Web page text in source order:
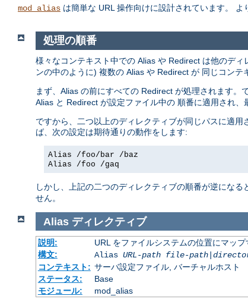
mod_alias は簡単な URL 操作向けに設計されています。 よ
処理の順番
様々なコンテキスト中での Alias や Redirect は他のディ
ンの中のように) 複数の Alias や Redirect が 同じコンテ
まず、Alias の前にすべての Redirect が処理されます。で
Alias と Redirect が設定ファイル中の 順番に適用され、
ですから、二つ以上のディレクティブが同じパスに適
ば、次の設定は期待通りの動作をします:
Alias /foo/bar /baz
Alias /foo /gaq
しかし、上記の二つのディレクティブの順番が逆になる
せん。
Alias ディレクティブ
説明:
URL をファイルシステムの位置にマップ
構文:
Alias URL-path file-path|
コンテキスト: サーバ設定ファイル, バーチャルホスト
ステータス:
Base
モジュール:
mod_alias